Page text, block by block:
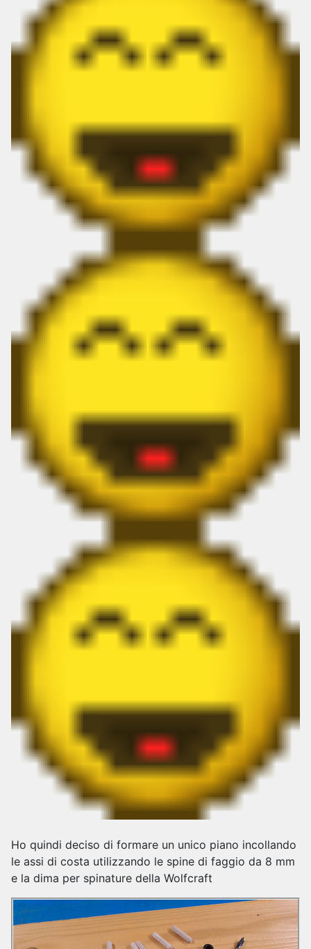
Ho quindi deciso di formare un unico piano incollando
le assi di costa utilizzando le spine di faggio da 8 mm
e la dima per spinature della Wolfcraft